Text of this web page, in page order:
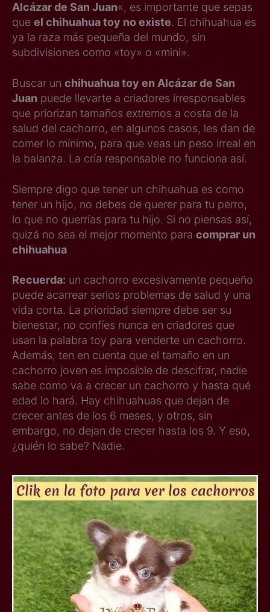
Alcázar de San Juan«, es importante que sepas
que el chihuahua toy no existe. El chihuahua es
ya la raza más pequeña del mundo, sin
subdivisiones como «toy» o «mini».
Buscar un chihuahua toy en Alcázar de San
Juan puede llevarte a criadores irresponsables
que priorizan tamaños extremos a costa de la
salud del cachorro, en algunos casos, les dan de
comer lo mínimo, para que veas un peso irreal en
la balanza. La cría responsable no funciona así.
Siempre digo que tener un chihuahua es como
tener un hijo, no debes de querer para tu perro,
lo que no querrías para tu hijo. Si no piensas así,
quizá no sea el mejor momento para comprar un
chihuahua
Recuerda: un cachorro excesivamente pequeño
puede acarrear serios problemas de salud y una
vida corta. La prioridad siempre debe ser su
bienestar, no confíes nunca en criadores que
usan la palabra toy para venderte un cachorro.
Además, ten en cuenta que el tamaño en un
cachorro joven es imposible de descifrar, nadie
sabe como va a crecer un cachorro y hasta qué
edad lo hará. Hay chihuahuas que dejan de
crecer antes de los 6 meses, y otros, sin
embargo, no dejan de crecer hasta los 9. Y eso,
¿quién lo sabe? Nadie.